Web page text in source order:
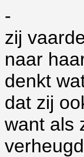
-
zij
naar
denkt
dat zij
want als